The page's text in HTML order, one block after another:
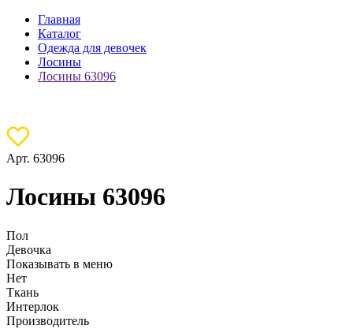
Главная
Каталог
Одежда для девочек
Лосины
Лосины 63096
Арт. 63096
Лосины 63096
Пол
Девочка
Показывать в меню
Нет
Ткань
Интерлок
Производитель